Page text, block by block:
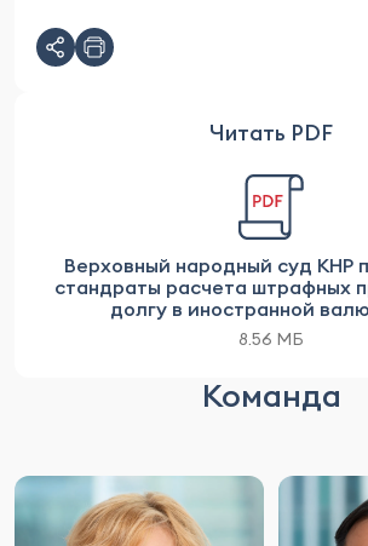
Читать PDF
Верховный народный суд КНР
стандраты расчета штрафных
долгу в иностранной
8.56 МБ
Команда